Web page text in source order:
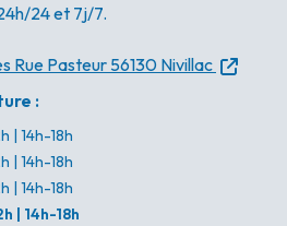
24 et 7j/7.
Rue Pasteur 56130 Nivillac
:
| 14h-18h
| 14h-18h
| 14h-18h
| 14h-18h